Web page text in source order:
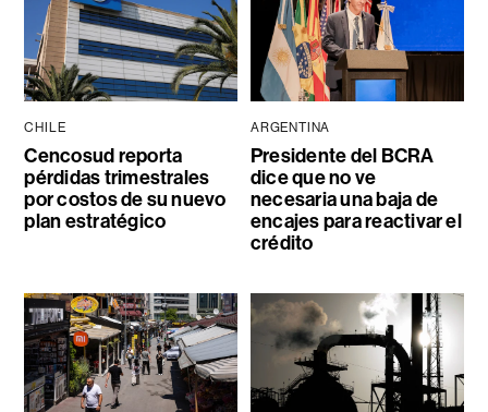
CHILE
Cencosud reporta
pérdidas trimestrales
por costos de su nuevo
plan estratégico
ARGENTINA
Presidente del BCRA
dice que no ve
necesaria una baja de
encajes para reactivar el
crédito